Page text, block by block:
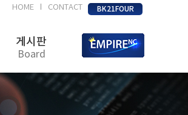
HOME CONTACT BK21FOUR
게시판
Board